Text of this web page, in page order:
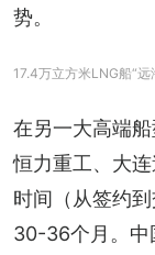
势。
17.4万立方米LNG船“远
在另一大高端
恒力重工、大
时间（从签约
30-36个月。中